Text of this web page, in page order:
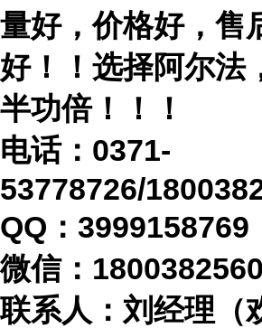
量好，价格好，售
好！！选择阿尔法
半功倍！！！
电话： 0371-
53778726/
QQ：3999158769
微信：
联系人：刘经理（